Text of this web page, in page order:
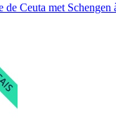
Ceuta met Schengen